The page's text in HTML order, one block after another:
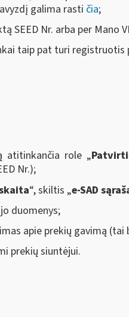
galima rasti čia;
SEED Nr. arba per
taip pat turi
atitinkančia role „
Nr.);
“, skiltis „e-SAD
duomenys;
apie prekių gavimą
prekių siuntėjui.